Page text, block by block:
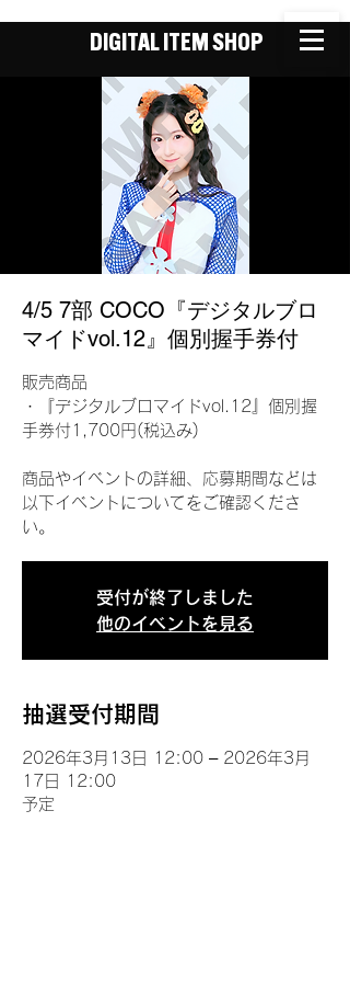
DIGITAL ITEM SHOP
4/5 7部 COCO『デジタルブロ
マイドvol.12』個別握手券付
販売商品
・『デジタルブロマイドvol.12』個別握
手券付1,700円(税込み)
商品やイベントの詳細、応募期間などは
以下イベントについてをご確認くださ
い。
受付が終了しました
他のイベントを見る
抽選受付期間
2026年3月13日 12:00 – 2026年3月
17日 12:00
予定